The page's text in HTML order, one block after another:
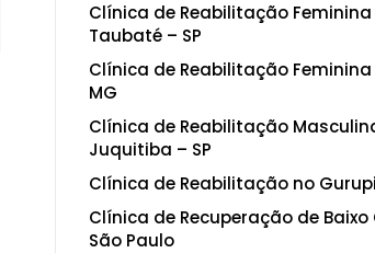
Clínica de Reabilitação Feminina
Taubaté – SP
Clínica de Reabilitação Feminina
MG
Clínica de Reabilitação
Juquitiba – SP
Clínica de Reabilitação no
Clínica de Recuperação de
São Paulo